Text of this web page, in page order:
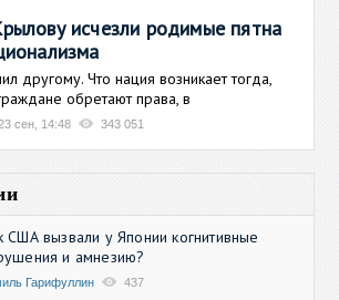
исчезли родимые пятна
другому. Что нация возникает тогда,
обретают права, в
сен, 14:48 343 051
США вызвали у Японии когнитивные
и амнезию?
Гарифуллин 437